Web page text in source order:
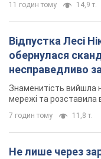
11 годин тому 14,9 т.
Відпустка Лесі
обернулася
несправедливо
Знаменитість вийшла
мережі та розставила
7 годин тому 11,8 т.
Не лише через